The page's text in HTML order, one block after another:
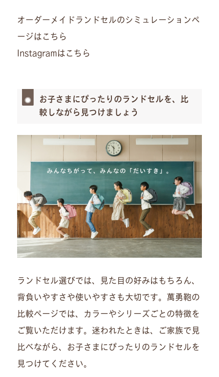
オーダーメイドランドセルのシミュレーションペ
ージはこちら
Instagramはこちら
お子さまにぴったりのランドセルを、比
較しながら見つけましょう
ランドセル選びでは、見た目の好みはもちろん、
背負いやすさや使いやすさも大切です。萬勇鞄の
比較ページでは、カラーやシリーズごとの特徴を
ご覧いただけます。迷われたときは、ご家族で見
比べながら、お子さまにぴったりのランドセルを
見つけてください。